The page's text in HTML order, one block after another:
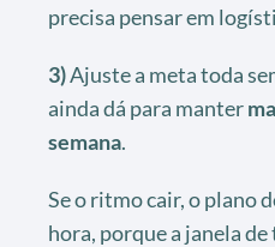
precisa pensar em
3)Ajuste a meta toda
ainda dá para manter
semana.
Se o ritmo cair, o plano
hora, porque a janela